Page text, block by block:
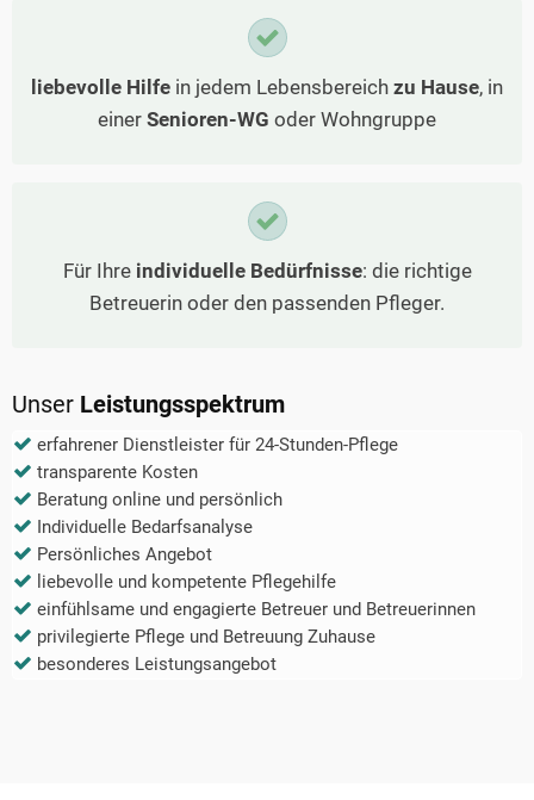
liebevolle Hilfe in jedem Lebensbereich zu Hause, in
einer Senioren-WG oder Wohngruppe
Für Ihre individuelle Bedürfnisse: die richtige
Betreuerin oder den passenden Pfleger.
Unser Leistungsspektrum
erfahrener Dienstleister für 24-Stunden-Pflege
transparente Kosten
Beratung online und persönlich
Individuelle Bedarfsanalyse
Persönliches Angebot
liebevolle und kompetente Pflegehilfe
einfühlsame und engagierte Betreuer und Betreuerinnen
privilegierte Pflege und Betreuung Zuhause
besonderes Leistungsangebot